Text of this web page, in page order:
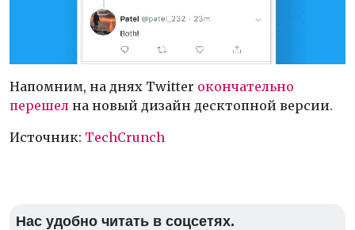
Напомним, на днях Twitter окончательно
перешел на новый дизайн десктопной версии.
Источник: TechCrunch
Нас удобно читать в соцсетях.